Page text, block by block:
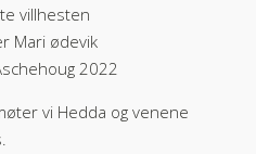
villhesten
Mari ødevik
2022
vi Hedda og venene